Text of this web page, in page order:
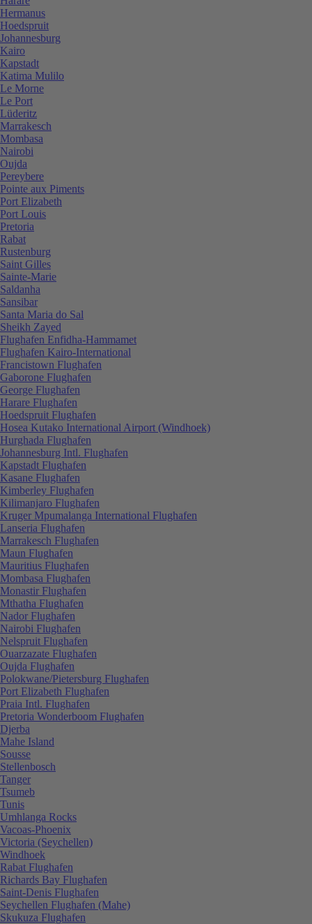
Hermanus
Hoedspruit
Johannesburg
Kairo
Kapstadt
Katima Mulilo
Le Morne
Le Port
Lüderitz
Marrakesch
Mombasa
Nairobi
Oujda
Pereybere
Pointe aux Piments
Port Elizabeth
Port Louis
Pretoria
Rabat
Rustenburg
Saint Gilles
Sainte-Marie
Saldanha
Sansibar
Santa Maria do Sal
Sheikh Zayed
Flughafen Enfidha-Hammamet
Flughafen Kairo-International
Francistown Flughafen
Gaborone Flughafen
George Flughafen
Harare Flughafen
Hoedspruit Flughafen
Hosea Kutako International Airport (Windhoek)
Hurghada Flughafen
Johannesburg Intl. Flughafen
Kapstadt Flughafen
Kasane Flughafen
Kimberley Flughafen
Kilimanjaro Flughafen
Kruger Mpumalanga International Flughafen
Lanseria Flughafen
Marrakesch Flughafen
Maun Flughafen
Mauritius Flughafen
Mombasa Flughafen
Monastir Flughafen
Mthatha Flughafen
Nador Flughafen
Nairobi Flughafen
Nelspruit Flughafen
Ouarzazate Flughafen
Oujda Flughafen
Polokwane/Pietersburg Flughafen
Port Elizabeth Flughafen
Praia Intl. Flughafen
Pretoria Wonderboom Flughafen
Djerba
Mahe Island
Sousse
Stellenbosch
Tanger
Tsumeb
Tunis
Umhlanga Rocks
Vacoas-Phoenix
Victoria (Seychellen)
Windhoek
Rabat Flughafen
Richards Bay Flughafen
Saint-Denis Flughafen
Seychellen Flughafen (Mahe)
Skukuza Flughafen